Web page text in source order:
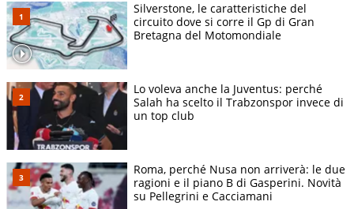
Silverstone, le caratteristiche del
circuito dove si corre il Gp di Gran
Bretagna del Motomondiale
Lo voleva anche la Juventus: perché
Salah ha scelto il Trabzonspor invece di
un top club
Roma, perché Nusa non arriverà: le due
ragioni e il piano B di Gasperini. Novità
su Pellegrini e Cacciamani